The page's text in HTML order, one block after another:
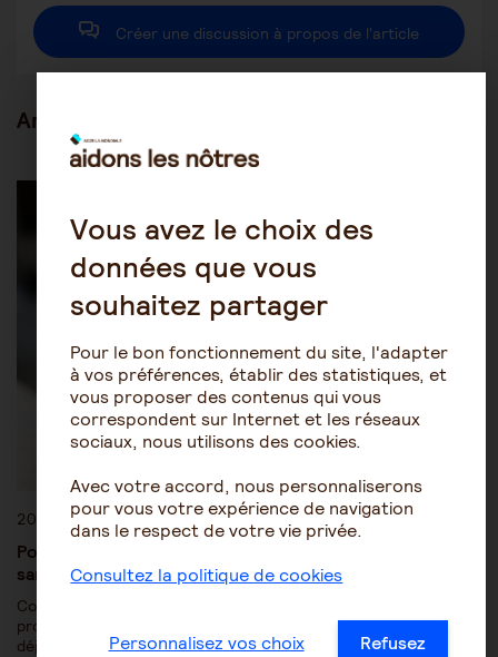
Créer une discussion à propos de l'article
Articles en lien
20 janvier 2021
Podcast « À chaque instant » – Épisode 04 : préserver sa
santé lorsque l’on est aidant
Comment préserver sa propre santé quand on accompagne un
proche ? Comment prendre soin de soi quand on consacre
déjà…
Vous avez le choix des
données que vous
souhaitez partager
Pour le bon fonctionnement du site, l'adapter
à vos préférences, établir des statistiques, et
vous proposer des contenus qui vous
correspondent sur Internet et les réseaux
sociaux, nous utilisons des cookies.
Avec votre accord, nous personnaliserons
pour vous votre expérience de navigation
dans le respect de votre vie privée.
Consultez la politique de cookies
Personnalisez vos choix Refusez